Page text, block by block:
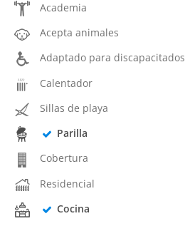
Academia
Acepta animales
Adaptado para discapacitados
Calentador
Sillas de playa
Parilla
Cobertura
Residencial
Cocina